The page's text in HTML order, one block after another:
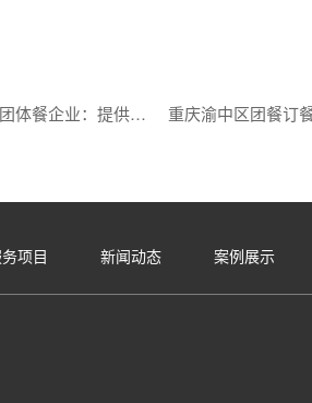
重庆渝中区团体餐企业：提供专业团体餐服务的优选品牌
项目 新闻动态 案例展示